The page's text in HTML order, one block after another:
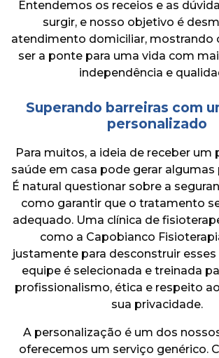
Entendemos os receios e as
surgir, e nosso objetivo é
atendimento domiciliar, mostrando
ser a ponte para uma vida com
independência e
Superando barreiras com
personalizado
Para muitos, a ideia de receber um
saúde em casa pode gerar
É natural questionar sobre a
como garantir que o tratamento
adequado. Uma clínica de
como a Capobianco
justamente para desconstruir esses
equipe é selecionada e treinada
profissionalismo, ética e respeito
sua privacidade.
A personalização é um dos
oferecemos um serviço genérico.